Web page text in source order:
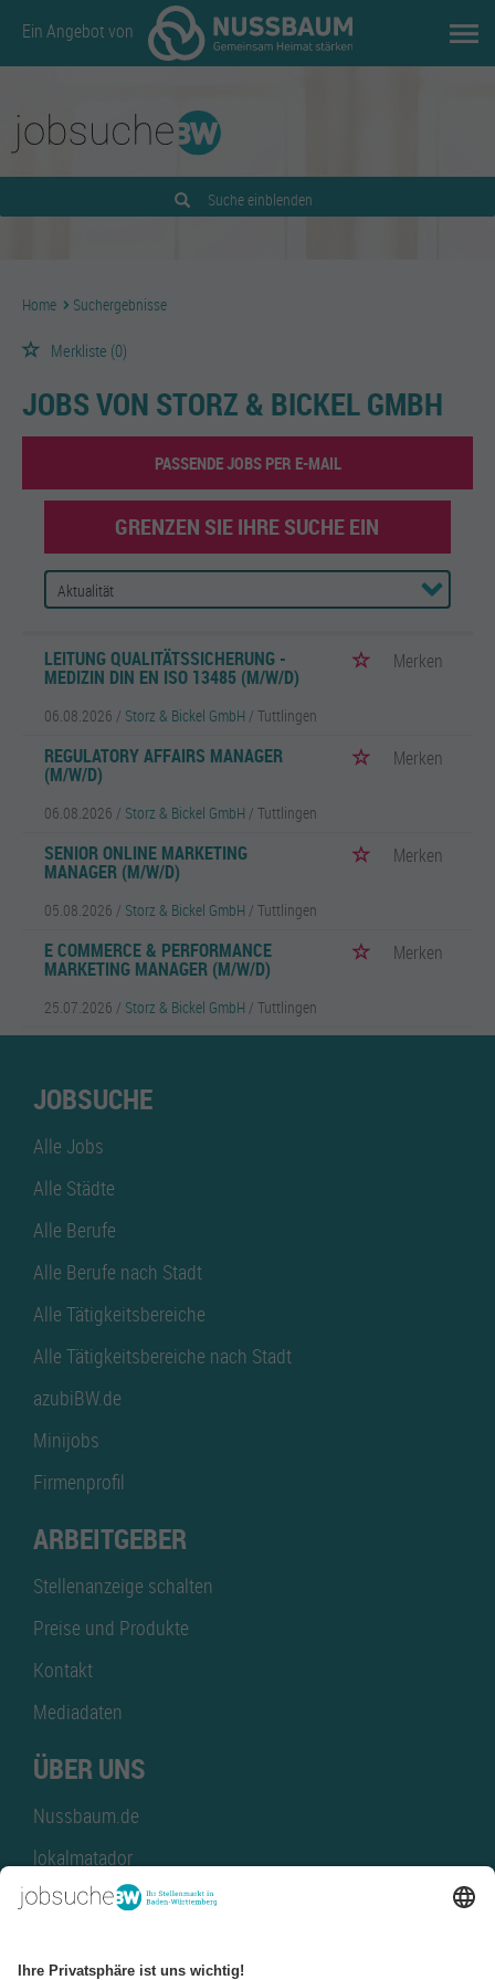
Ein Angebot von
Suche einblenden
Home Suchergebnisse
Merkliste (0)
JOBS VON STORZ & BICKEL GMBH
PASSENDE JOBS PER E-MAIL
GRENZEN SIE IHRE SUCHE EIN
LEITUNG QUALITÄTSSICHERUNG -
MEDIZIN DIN EN ISO 13485 (M/W/D)
Merken
06.08.2026 / Storz & Bickel GmbH / Tuttlingen
REGULATORY AFFAIRS MANAGER
(M/W/D)
Merken
06.08.2026 / Storz & Bickel GmbH / Tuttlingen
SENIOR ONLINE MARKETING
MANAGER (M/W/D)
Merken
05.08.2026 / Storz & Bickel GmbH / Tuttlingen
E COMMERCE & PERFORMANCE
MARKETING MANAGER (M/W/D)
Merken
25.07.2026 / Storz & Bickel GmbH / Tuttlingen
JOBSUCHE
Alle Jobs
Alle Städte
Alle Berufe
Alle Berufe nach Stadt
Alle Tätigkeitsbereiche
Alle Tätigkeitsbereiche nach Stadt
azubiBW.de
Minijobs
Firmenprofil
ARBEITGEBER
Stellenanzeige schalten
Preise und Produkte
Kontakt
Mediadaten
ÜBER UNS
Nussbaum.de
lokalmatador
kaufinBW